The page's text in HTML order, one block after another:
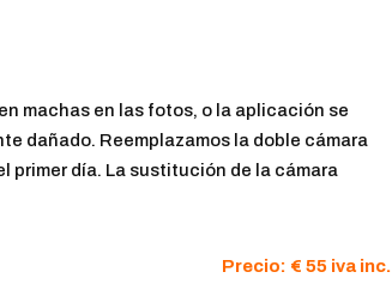
machas en las fotos, o la aplicación se
dañado. Reemplazamos la doble cámara
primer día. La sustitución de la cámara
Precio: € 55 iva inc.